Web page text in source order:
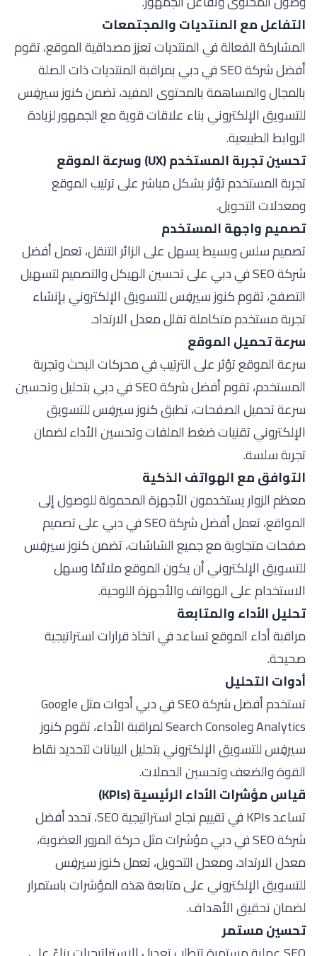
التفاعل مع المنتديات والمجتمعات
المشاركة الفعالة في المنتديات تعزز مصداقية الموقع، تقوم
أفضل شركة SEO في دبي بمراقبة المنتديات ذات الصلة
بالمجال والمساهمة بالمحتوى المفيد، تضمن كنوز سيرفِس
للتسويق الإلكتروني بناء علاقات قوية مع الجمهور لزيادة
الروابط الطبيعية.
تحسين تجربة المستخدم (UX) وسرعة الموقع
تجربة المستخدم تؤثر بشكل مباشر على ترتيب الموقع
ومعدلات التحويل.
تصميم واجهة المستخدم
تصميم سلس وبسيط يسهل على الزائر التنقل، تعمل أفضل
شركة SEO في دبي على تحسين الهيكل والتصميم لتسهيل
التصفح، تقوم كنوز سيرفِس للتسويق الإلكتروني بإنشاء
تجربة مستخدم متكاملة تقلل معدل الارتداد.
سرعة تحميل الموقع
سرعة الموقع تؤثر على الترتيب في محركات البحث وتجربة
المستخدم، تقوم أفضل شركة SEO في دبي بتحليل وتحسين
سرعة تحميل الصفحات، تطبق كنوز سيرفِس للتسويق
الإلكتروني تقنيات ضغط الملفات وتحسين الأداء لضمان
تجربة سلسة.
التوافق مع الهواتف الذكية
معظم الزوار يستخدمون الأجهزة المحمولة للوصول إلى
المواقع، تعمل أفضل شركة SEO في دبي على تصميم
صفحات متجاوبة مع جميع الشاشات، تضمن كنوز سيرفِس
للتسويق الإلكتروني أن يكون الموقع ملائمًا وسهل
الاستخدام على الهواتف والأجهزة اللوحية.
تحليل الأداء والمتابعة
مراقبة أداء الموقع تساعد في اتخاذ قرارات استراتيجية
صحيحة.
أدوات التحليل
تستخدم أفضل شركة SEO في دبي أدوات مثل Google
Analytics وSearch Console لمراقبة الأداء، تقوم كنوز
سيرفِس للتسويق الإلكتروني بتحليل البيانات لتحديد نقاط
القوة والضعف وتحسين الحملات.
قياس مؤشرات الأداء الرئيسية (KPIs)
تساعد KPIs في تقييم نجاح استراتيجية SEO، تحدد أفضل
شركة SEO في دبي مؤشرات مثل حركة المرور العضوية،
معدل الارتداد، ومعدل التحويل، تعمل كنوز سيرفِس
للتسويق الإلكتروني على متابعة هذه المؤشرات باستمرار
لضمان تحقيق الأهداف.
تحسين مستمر